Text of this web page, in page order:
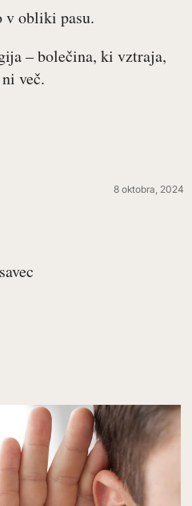
v obliki pasu.
– bolečina, ki vztraja,
več.
8 oktobra, 2024